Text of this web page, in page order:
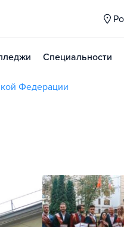
Специальности
Федерации